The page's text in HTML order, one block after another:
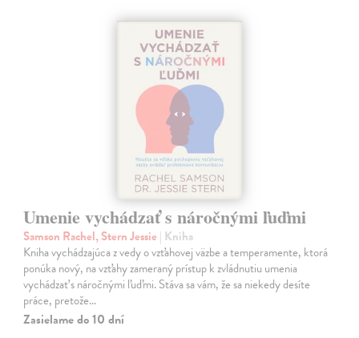
Umenie vychádzať s náročnými ľuďmi
Samson Rachel, Stern Jessie | Kniha
Kniha vychádzajúca z vedy o vzťahovej väzbe a temperamente, ktorá
ponúka nový, na vzťahy zameraný prístup k zvládnutiu umenia
vychádzať s náročnými ľuďmi. Stáva sa vám, že sa niekedy desíte
práce, pretože…
Zasielame do 10 dní